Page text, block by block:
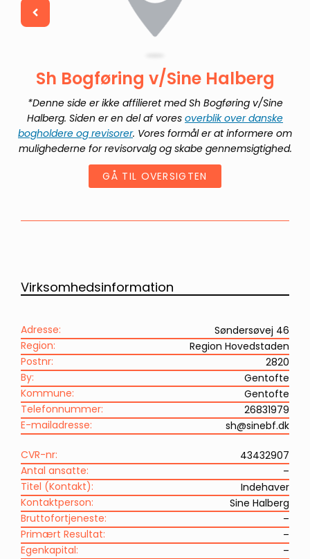
Sh Bogføring v/Sine Halberg
*Denne side er ikke affilieret medSh Bogføring v/Sine
Halberg. Siden er en del af vores overblik over danske
bogholdere og revisorer. Vores formål er at informere om
mulighederne for revisorvalg og skabe gennemsigtighed.
GÅ TIL OVERSIGTEN
Virksomhedsinformation
Adresse:
Søndersøvej 46
Region:
Region Hovedstaden
Postnr:
2820
By:
Gentofte
Kommune:
Gentofte
Telefonnummer:
26831979
E-mailadresse:
sh@sinebf.dk
CVR-nr:
43432907
Antal ansatte:
–
Titel (Kontakt):
Indehaver
Kontaktperson:
Sine Halberg
Bruttofortjeneste:
–
Primært Resultat:
–
Egenkapital:
–